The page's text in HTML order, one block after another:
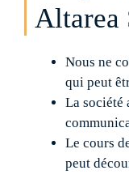
Altarea
Nous ne
qui peut
La société
Le cours
peut